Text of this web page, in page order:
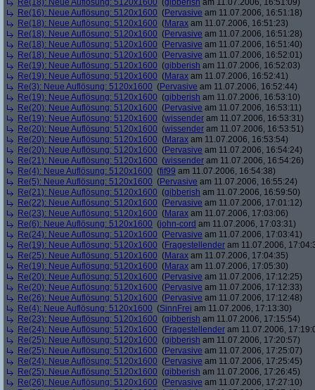
Re(18): Neue Auflösung: 5120x1600 (gibberish am 11.07.2006, 16:51:09)
Re(16): Neue Auflösung: 5120x1600 (Pervasive am 11.07.2006, 16:51:18)
Re(18): Neue Auflösung: 5120x1600 (Marax am 11.07.2006, 16:51:23)
Re(18): Neue Auflösung: 5120x1600 (Pervasive am 11.07.2006, 16:51:28)
Re(18): Neue Auflösung: 5120x1600 (Pervasive am 11.07.2006, 16:51:40)
Re(18): Neue Auflösung: 5120x1600 (Pervasive am 11.07.2006, 16:52:01)
Re(19): Neue Auflösung: 5120x1600 (gibberish am 11.07.2006, 16:52:03)
Re(19): Neue Auflösung: 5120x1600 (Marax am 11.07.2006, 16:52:41)
Re(3): Neue Auflösung: 5120x1600 (Pervasive am 11.07.2006, 16:52:44)
Re(19): Neue Auflösung: 5120x1600 (gibberish am 11.07.2006, 16:53:10)
Re(20): Neue Auflösung: 5120x1600 (Pervasive am 11.07.2006, 16:53:11)
Re(19): Neue Auflösung: 5120x1600 (wissender am 11.07.2006, 16:53:31)
Re(20): Neue Auflösung: 5120x1600 (wissender am 11.07.2006, 16:53:51)
Re(20): Neue Auflösung: 5120x1600 (Marax am 11.07.2006, 16:53:54)
Re(20): Neue Auflösung: 5120x1600 (Pervasive am 11.07.2006, 16:54:24)
Re(21): Neue Auflösung: 5120x1600 (wissender am 11.07.2006, 16:54:26)
Re(4): Neue Auflösung: 5120x1600 (fif99 am 11.07.2006, 16:54:38)
Re(5): Neue Auflösung: 5120x1600 (Pervasive am 11.07.2006, 16:55:24)
Re(21): Neue Auflösung: 5120x1600 (gibberish am 11.07.2006, 16:59:50)
Re(22): Neue Auflösung: 5120x1600 (Pervasive am 11.07.2006, 17:01:12)
Re(23): Neue Auflösung: 5120x1600 (Marax am 11.07.2006, 17:03:06)
Re(6): Neue Auflösung: 5120x1600 (john-cord am 11.07.2006, 17:03:31)
Re(24): Neue Auflösung: 5120x1600 (Pervasive am 11.07.2006, 17:03:41)
Re(19): Neue Auflösung: 5120x1600 (Fragestellender am 11.07.2006,
Re(25): Neue Auflösung: 5120x1600 (Marax am 11.07.2006, 17:04:35)
Re(19): Neue Auflösung: 5120x1600 (Marax am 11.07.2006, 17:05:30)
Re(20): Neue Auflösung: 5120x1600 (Pervasive am 11.07.2006, 17:12:25)
Re(20): Neue Auflösung: 5120x1600 (Pervasive am 11.07.2006, 17:12:33)
Re(26): Neue Auflösung: 5120x1600 (Pervasive am 11.07.2006, 17:12:48)
Re(4): Neue Auflösung: 5120x1600 (SinnFrei am 11.07.2006, 17:13:30)
Re(23): Neue Auflösung: 5120x1600 (gibberish am 11.07.2006, 17:15:54)
Re(24): Neue Auflösung: 5120x1600 (Fragestellender am 11.07.2006,
Re(25): Neue Auflösung: 5120x1600 (gibberish am 11.07.2006, 17:20:57)
Re(25): Neue Auflösung: 5120x1600 (Pervasive am 11.07.2006, 17:25:07)
Re(24): Neue Auflösung: 5120x1600 (Pervasive am 11.07.2006, 17:25:45)
Re(25): Neue Auflösung: 5120x1600 (gibberish am 11.07.2006, 17:26:45)
Re(26): Neue Auflösung: 5120x1600 (Pervasive am 11.07.2006, 17:27:10)